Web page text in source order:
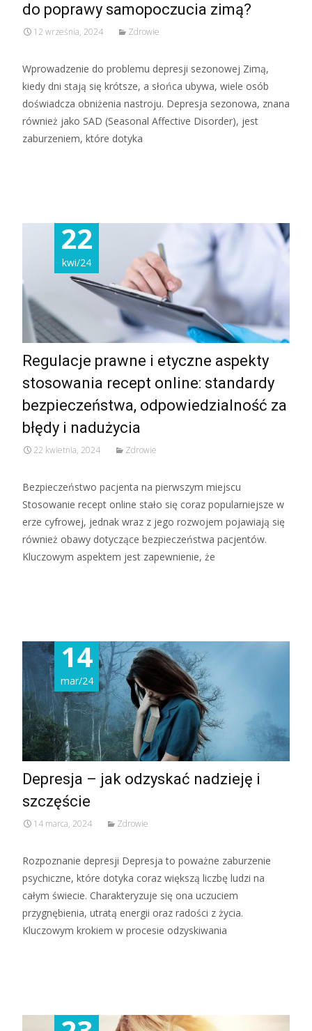
do poprawy samopoczucia zimą?
12 września, 2024 Zdrowie
Wprowadzenie do problemu depresji sezonowej Zimą,
kiedy dni stają się krótsze, a słońca ubywa, wiele osób
doświadcza obniżenia nastroju. Depresja sezonowa, znana
również jako SAD (Seasonal Affective Disorder), jest
zaburzeniem, które dotyka
22
kwi/24
Regulacje prawne i etyczne aspekty
stosowania recept online: standardy
bezpieczeństwa, odpowiedzialność za
błędy i nadużycia
22 kwietnia, 2024 Zdrowie
Bezpieczeństwo pacjenta na pierwszym miejscu
Stosowanie recept online stało się coraz popularniejsze w
erze cyfrowej, jednak wraz z jego rozwojem pojawiają się
również obawy dotyczące bezpieczeństwa pacjentów.
Kluczowym aspektem jest zapewnienie, że
14
mar/24
Depresja – jak odzyskać nadzieję i
szczęście
14 marca, 2024 Zdrowie
Rozpoznanie depresji Depresja to poważne zaburzenie
psychiczne, które dotyka coraz większą liczbę ludzi na
całym świecie. Charakteryzuje się ona uczuciem
przygnębienia, utratą energii oraz radości z życia.
Kluczowym krokiem w procesie odzyskiwania